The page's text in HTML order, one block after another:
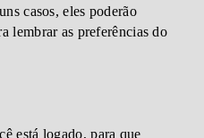
casos, eles poderão
lembrar as preferências do
está logado, para que